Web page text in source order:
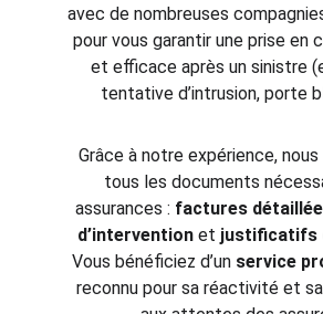
avec de nombreuses
pour vous garantir une prise en
et efficace après un sinistre
tentative d’intrusion, porte
Grâce à notre expérience,
tous les documents
assurances : factures
d’intervention et justificatifs
Vous bénéficiez d’un service
reconnu pour sa réactivité et